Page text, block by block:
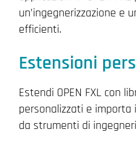
un’ingegnerizzazione e
efficienti.
Estensioni
Estendi OPEN FXL con
personalizzati e
da strumenti di